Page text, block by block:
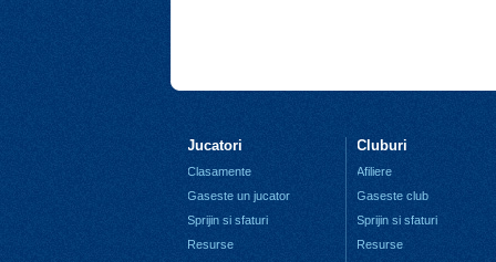
Jucatori
Clasamente
Gaseste un jucator
Sprijin si sfaturi
Resurse
Cluburi
Afiliere
Gaseste club
Sprijin si sfaturi
Resurse